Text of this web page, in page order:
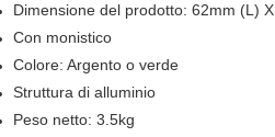
Dimensione del prodotto: 62mm (L)
Con monistico
Colore: Argento o verde
Struttura di alluminio
Peso netto: 3.5kg